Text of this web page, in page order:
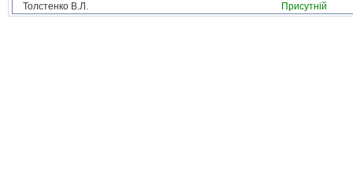
Толстенко В.Л.
Присутній